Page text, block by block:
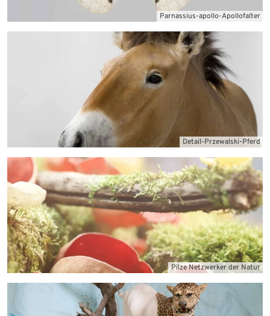
Parnassius-apollo-Apollofalter
Wirbeltiere
Detail-Przewalski-Pferd
Pflanzen und Pilze
Pilze Netzwerker der Natur